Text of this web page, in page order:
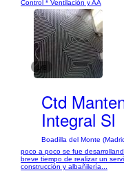
Control * Ventilación y AA
1/8
Ctd
Integral Sl
Boadilla del Monte
poco a poco se fue
breve tiempo de realizar un
construcción y albañilería...